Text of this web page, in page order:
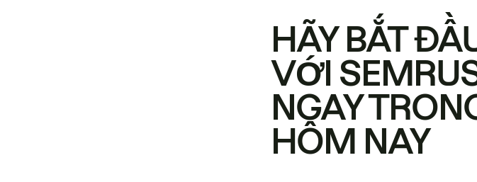
HÃY BẮT
VỚI
NGAY
HÔM NAY